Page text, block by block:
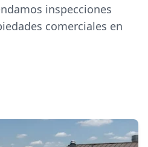
inspecciones
comerciales en